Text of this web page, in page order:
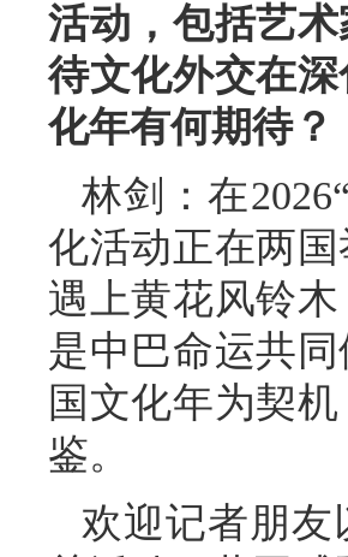
活动，包括艺
待文化外交在
化年有何期待？
林剑：在
化活动正在两
遇上黄花风铃
是中巴命运共
国文化年为契
鉴。
欢迎记者朋友